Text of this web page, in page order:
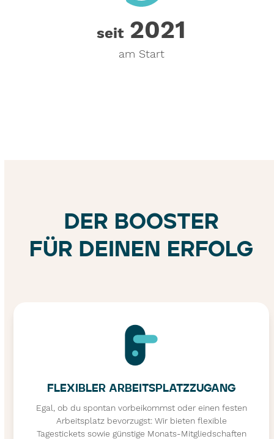
seit 2021
am Start
DER BOOSTER
FÜR DEINEN ERFOLG
FLEXIBLER ARBEITSPLATZ­ZUGANG
Egal, ob du spontan vorbeikommst oder einen festen
Arbeitsplatz bevorzugst: Wir bieten flexible
Tagestickets sowie günstige Monats-Mitgliedschaften